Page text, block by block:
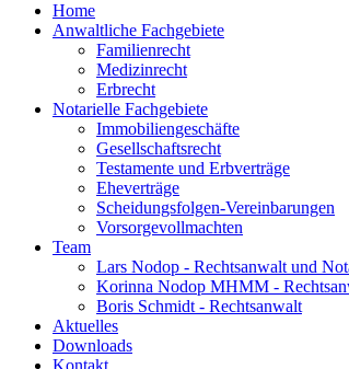
Home
Anwaltliche Fachgebiete
Familienrecht
Medizinrecht
Erbrecht
Notarielle Fachgebiete
Immobiliengeschäfte
Gesellschaftsrecht
Testamente und Erbverträge
Eheverträge
Scheidungsfolgen-Vereinbarungen
Vorsorgevollmachten
Team
Lars Nodop - Rechtsanwalt und
Korinna Nodop MHMM -
Boris Schmidt - Rechtsanwalt
Aktuelles
Downloads
Kontakt